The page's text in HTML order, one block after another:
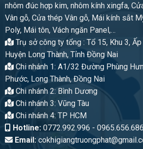
nhôm đúc hợp kim, nhôm kính xingfa,
Vân gỗ, Cửa thép Vân gỗ, Mái kính sắt
Poly, Mái tôn, Vách ngăn Panel,…
Trụ sở công ty tổng : Tổ 15, Khu 3,
Huyện Long Thành, Tỉnh Đồng Nai
Chi nhánh 1: A1/32 Đường Phùng
Phước, Long Thành, Đồng Nai
Chi nhánh 2: Bình Dương
Chi nhánh 3: Vũng Tàu
Chi nhánh 4: TP HCM
Hotline:0772.992.996 -
Email: